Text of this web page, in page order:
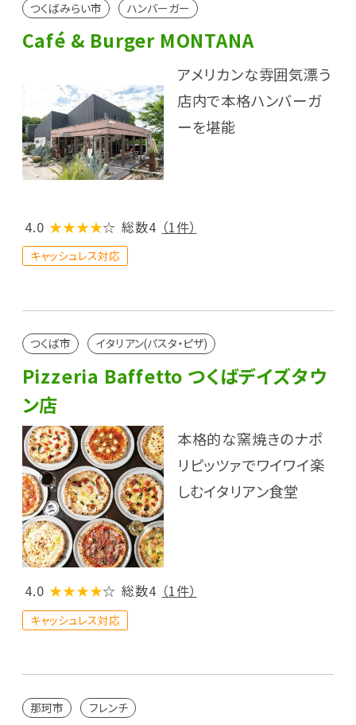
つくばみらい市 ハンバーガー
Café & Burger MONTANA
アメリカンな雰囲気漂う
店内で本格ハンバーガ
ーを堪能
4.0 ★★★★☆ 総数4 （1件）
キャッシュレス対応
つくば市 イタリアン(パスタ・ピザ)
Pizzeria Baffetto つくばデイズタウ
ン店
本格的な窯焼きのナポ
リピッツァでワイワイ楽
しむイタリアン食堂
4.0 ★★★★☆ 総数4 （1件）
キャッシュレス対応
那珂市 フレンチ